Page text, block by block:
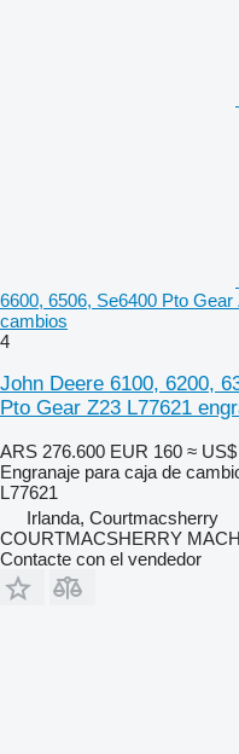
6600, 6506, Se6400 Pto
cambios
4
John Deere 6100, 6200,
Pto Gear Z23 L77621
ARS 276.600 EUR 160 ≈
Engranaje para caja de
L77621
Irlanda, Courtmacsherry
COURTMACSHERRY
Contacte con el vendedor